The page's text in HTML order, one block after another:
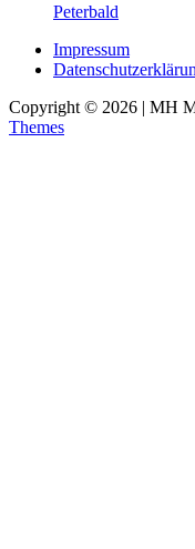
Peterbald
Impressum
Copyright © 2026 | MH
Themes